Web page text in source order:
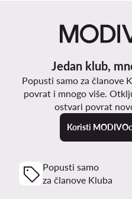
Jedan klub,
Popusti samo za članove
povrat i mnogo više.
ostvari povrat
Koristi
Popusti samo
za članove Kluba